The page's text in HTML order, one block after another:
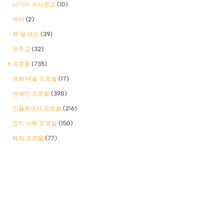
사이비 유사종교 (10)
역사 (2)
책 글 메모 (39)
천주교 (32)
6 프로필 (735)
문화 예술 프로필 (17)
연예인 프로필 (398)
인플루언서 프로필 (216)
정치 사회 프로필 (150)
해외 프로필 (77)